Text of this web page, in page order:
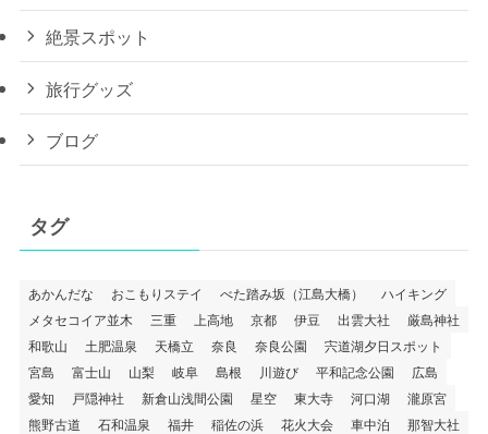
絶景スポット
旅行グッズ
ブログ
タグ
あかんだな おこもりステイ べた踏み坂（江島大橋）
ハイキング
メタセコイア並木
三重 上高地 京都 伊豆 出雲大社
厳島神社
和歌山
土肥温泉 天橋立 奈良 奈良公園
宍道湖夕日スポット
宮島
富士山 山梨 岐阜 島根 川遊び 平和記念公園
広島
愛知
戸隠神社 新倉山浅間公園 星空 東大寺 河口湖
瀧原宮
熊野古道
石和温泉 福井 稲佐の浜 花火大会 車中泊
那智大社